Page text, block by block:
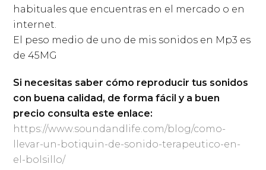
habituales que encuentras en el mercado o en
internet.
El peso medio de uno de mis sonidos en Mp3 es
de 45MG
Si necesitas saber cómo reproducir tus sonidos
con buena calidad, de forma fácil y a buen
precio consulta este enlace:
https://www.soundandlife.com/blog/como-
llevar-un-botiquin-de-sonido-terapeutico-en-
el-bolsillo/